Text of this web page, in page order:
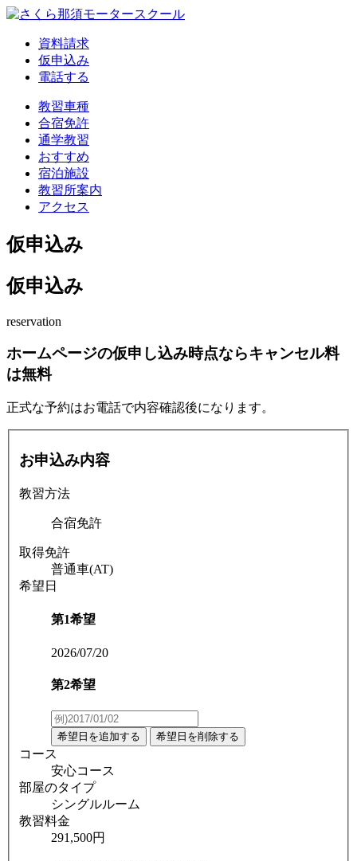
資料請求
仮申込み
電話する
教習車種
合宿免許
通学教習
おすすめ
宿泊施設
教習所案内
アクセス
仮申込み
仮申込み
reservation
ホームページの仮申し込み時点ならキャンセル料
は無料
正式な予約はお電話で内容確認後になります。
お申込み内容
教習方法
合宿免許
取得免許
普通車(AT)
希望日
第1希望
2026/07/20
第2希望
コース
安心コース
部屋のタイプ
シングルルーム
教習料金
291,500円